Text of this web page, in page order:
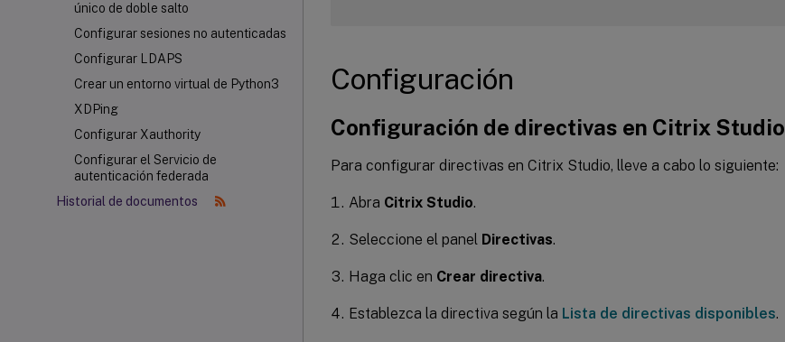
único de doble salto
Configurar sesiones no autenticadas
Configurar LDAPS
Crear un entorno virtual de Python3
XDPing
Configurar Xauthority
Configurar el Servicio de
autenticación federada
Historial de documentos
Configuración
Configuración de directivas en Citrix Studio
Para configurar directivas en Citrix Studio, lleve a cabo lo siguiente:
Abra Citrix Studio.
Seleccione el panel Directivas.
Haga clic en Crear directiva.
Establezca la directiva según la Lista de directivas disponibles.